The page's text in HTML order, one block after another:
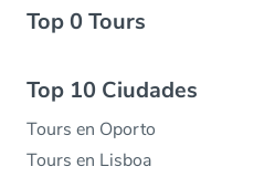
Top 0 Tours
Top 10 Ciudades
Tours en Oporto
Tours en Lisboa